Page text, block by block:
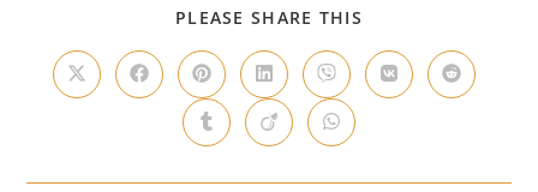
PLEASE SHARE THIS
CONTENT
Opens
in
Opens
in
window
Opens
in
a
new
window
Opens
in
a
new
window
Opens
in
a
new
window
Opens
in
Opens
in
Opens
in
new
Opens
in
new
Opens
in
new